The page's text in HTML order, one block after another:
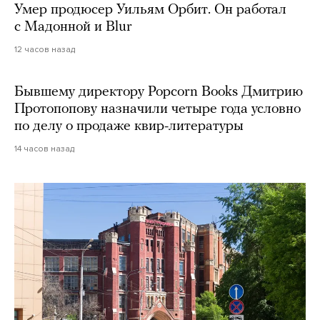
Умер продюсер Уильям Орбит. Он работал
с Мадонной и Blur
12 часов назад
Бывшему директору Popcorn Books Дмитрию
Протопопову назначили четыре года условно
по делу о продаже квир-литературы
14 часов назад